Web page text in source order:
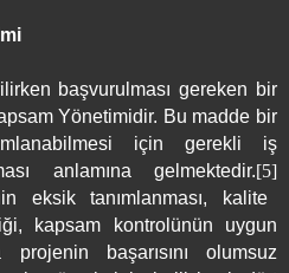
başvurulması gereken bir
Yönetimidir. Bu madde bir
için gerekli iş
anlamına gelmektedir.[5]
eksik tanımlanması, kalite
kapsam kontrolünün uygun
projenin başarısını olumsuz